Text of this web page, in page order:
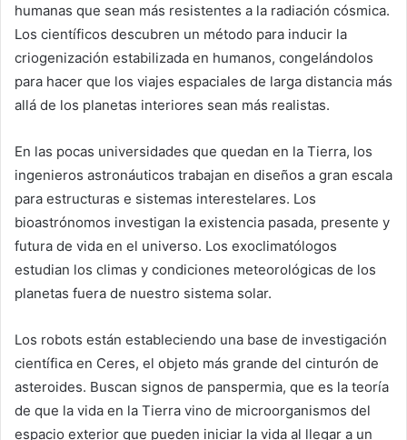
humanas que sean más resistentes a la radiación cósmica.
Los científicos descubren un método para inducir la
criogenización estabilizada en humanos, congelándolos
para hacer que los viajes espaciales de larga distancia más
allá de los planetas interiores sean más realistas.
En las pocas universidades que quedan en la Tierra, los
ingenieros astronáuticos trabajan en diseños a gran escala
para estructuras e sistemas interestelares. Los
bioastrónomos investigan la existencia pasada, presente y
futura de vida en el universo. Los exoclimatólogos
estudian los climas y condiciones meteorológicas de los
planetas fuera de nuestro sistema solar.
Los robots están estableciendo una base de investigación
científica en Ceres, el objeto más grande del cinturón de
asteroides. Buscan signos de panspermia, que es la teoría
de que la vida en la Tierra vino de microorganismos del
espacio exterior que pueden iniciar la vida al llegar a un